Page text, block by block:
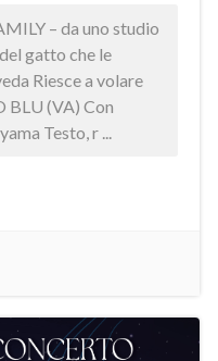
– da uno studio
gatto che le
Riesce a volare
BLU (VA) Con
Testo, r ...